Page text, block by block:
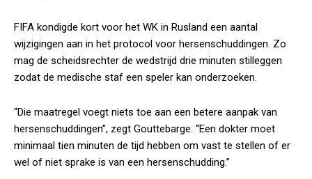
FIFA kondigde kort voor het WK in Rusland een aantal
wijzigingen aan in het protocol voor hersenschuddingen. Zo
mag de scheidsrechter de wedstrijd drie minuten stilleggen
zodat de medische staf een speler kan onderzoeken.
“Die maatregel voegt niets toe aan een betere aanpak van
hersenschuddingen”, zegt Gouttebarge. “Een dokter moet
minimaal tien minuten de tijd hebben om vast te stellen of er
wel of niet sprake is van een hersenschudding.”